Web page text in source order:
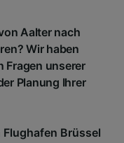
Aalter nach
Wir haben
Fragen unserer
Planung Ihrer
Brüssel